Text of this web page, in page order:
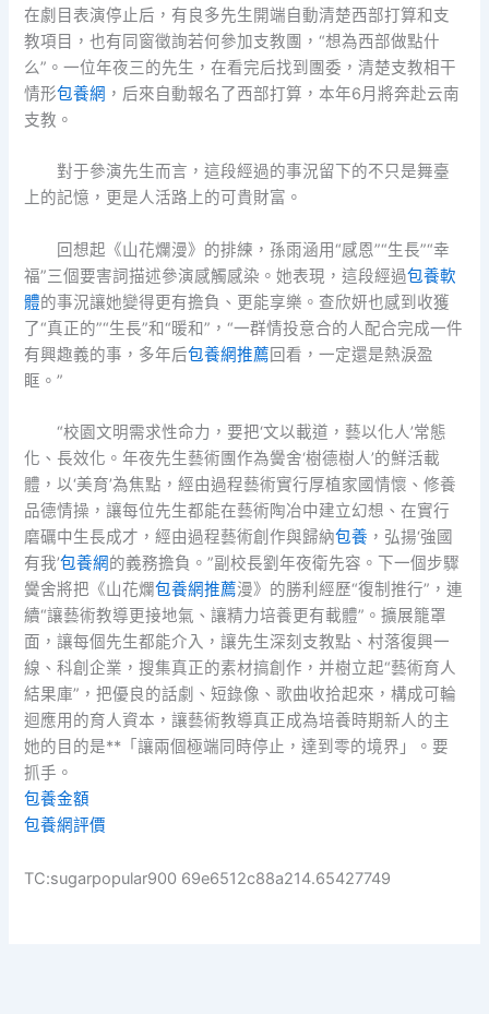
在劇目表演停止后，有良多先生開端自動清楚西部打算和支
教項目，也有同窗徵詢若何參加支教團，“想為西部做點什
么”。一位年夜三的先生，在看完后找到團委，清楚支教相干
情形包養網 ，后來自動報名了西部打算，本年6月將奔赴云南
支教。
對于參演先生而言，這段經過的事況留下的不只是舞臺
上的記憶，更是人活路上的可貴財富。
回想起《山花爛漫》的排練，孫雨涵用“感恩”“生長”“幸
福”三個要害詞描述參演感觸感染。她表現，這段經過包養軟
體的事況讓她變得更有擔負、更能享樂。查欣妍也感到收獲
了“真正的”“生長”和“暖和”，“一群情投意合的人配合完成一件
有興趣義的事，多年后包養網推薦回看，一定還是熱淚盈
眶。”
“校園文明需求性命力，要把‘文以載道，藝以化人’常態
化、長效化。年夜先生藝術團作為黌舍‘樹德樹人’的鮮活載
體，以‘美育’為焦點，經由過程藝術實行厚植家國情懷、修養
品德情操，讓每位先生都能在藝術陶冶中建立幻想、在實行
磨礪中生長成才，經由過程藝術創作與歸納包養 ，弘揚‘強國
有我’包養網的義務擔負。”副校長劉年夜衛先容。下一個步驟
黌舍將把《山花爛包養網推薦漫》的勝利經歷“復制推行”，連
續“讓藝術教導更接地氣、讓精力培養更有載體”。擴展籠罩
面，讓每個先生都能介入，讓先生深刻支教點、村落復興一
線、科創企業，搜集真正的素材搞創作，并樹立起“藝術育人
結果庫”，把優良的話劇、短錄像、歌曲收拾起來，構成可輪
迴應用的育人資本，讓藝術教導真正成為培養時期新人的主
她的目的是**「讓兩個極端同時停止，達到零的境界」。要
抓手。
包養金額
包養網評價
TC:sugarpopular900 69e6512c88a214.65427749